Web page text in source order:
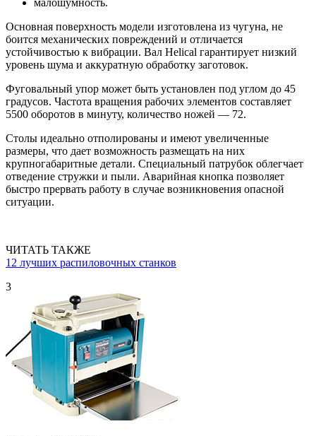
малошумность.
Основная поверхность модели изготовлена из чугуна, не
боится механических повреждений и отличается
устойчивостью к вибрации. Вал Helical гарантирует низкий
уровень шума и аккуратную обработку заготовок.
Фуговальный упор может быть установлен под углом до 45
градусов. Частота вращения рабочих элементов составляет
5500 оборотов в минуту, количество ножей — 72.
Столы идеально отполированы и имеют увеличенные
размеры, что дает возможность размещать на них
крупногабаритные детали. Специальный патрубок облегчает
отведение стружки и пыли. Аварийная кнопка позволяет
быстро прервать работу в случае возникновения опасной
ситуации.
ЧИТАТЬ ТАКЖЕ
12 лучших распиловочных станков
3